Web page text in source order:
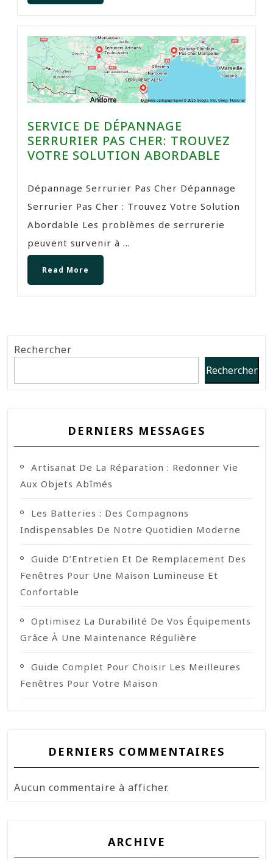
SERVICE DE DÉPANNAGE
SERRURIER PAS CHER: TROUVEZ
VOTRE SOLUTION ABORDABLE
Dépannage Serrurier Pas Cher Dépannage
Serrurier Pas Cher : Trouvez Votre Solution
Abordable Les problèmes de serrurerie
peuvent survenir à ...
Read More
Rechercher
Rechercher
DERNIERS MESSAGES
Artisanat De La Réparation : Redonner Vie
Aux Objets Abîmés
Les Batteries : Des Compagnons
Indispensables De Notre Quotidien Moderne
Guide D’Entretien Et De Remplacement Des
Fenêtres Pour Une Maison Lumineuse Et
Confortable
Optimisez La Durabilité De Vos Équipements
Grâce À Une Maintenance Régulière
Guide Complet Pour Choisir Les Meilleures
Fenêtres Pour Votre Maison
DERNIERS COMMENTAIRES
Aucun commentaire à afficher.
ARCHIVE